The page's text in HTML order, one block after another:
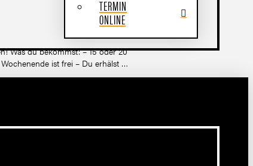
TERMIN
ONLINE
Was du bekommst: – 15 oder 20
ist frei – Du erhälst …